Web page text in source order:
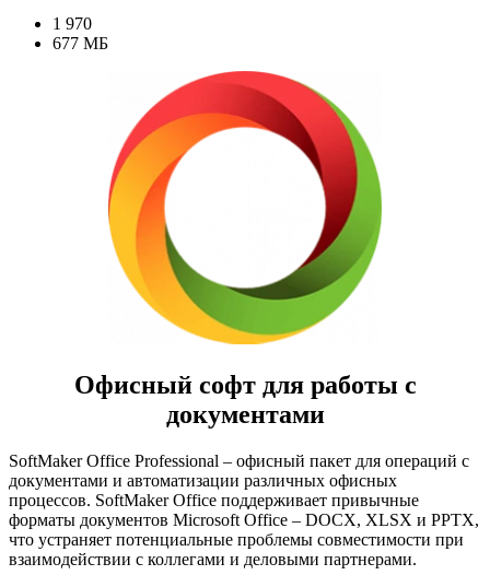
1 970
677 МБ
Офисный софт для работы с
документами
SoftMaker Office Professional – офисный пакет для операций с
документами и автоматизации различных офисных
процессов. SoftMaker Office поддерживает привычные
форматы документов Microsoft Office – DOCX, XLSX и PPTX,
что устраняет потенциальные проблемы совместимости при
взаимодействии с коллегами и деловыми партнерами.